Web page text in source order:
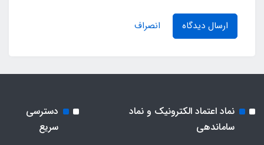
ارسال دیدگاه انصراف
نماد اعتماد الکترونیک و نماد
ساماندهی
دسترسی
سریع